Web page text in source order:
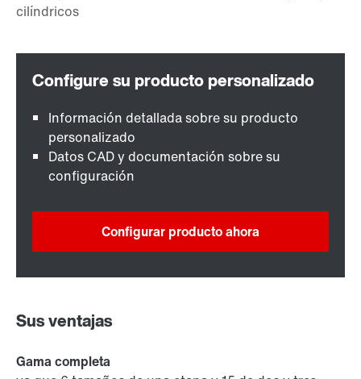
Información detallada sobre su producto
personalizado
Datos CAD y documentación sobre su
configuración
Configurar producto ahora
Sus ventajas
Gama completa